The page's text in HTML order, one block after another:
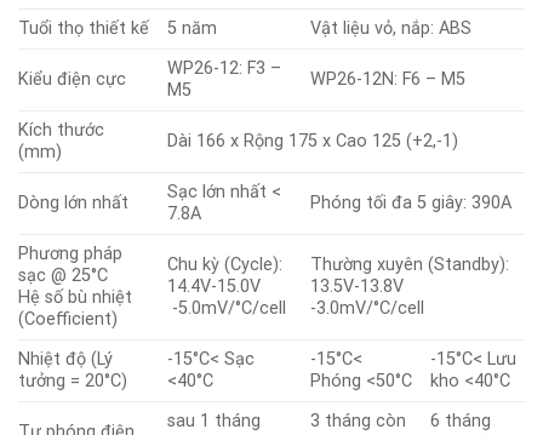
Tuổi thọ thiết kế
5 năm Vật liệu vỏ, nắp: ABS
Kiểu điện cực
WP26-12: F3 –
M5
WP26-12N: F6 – M5
Kích thước
(mm)
Dài 166 x Rộng 175 x Cao 125 (+2,-1)
Dòng lớn nhất
Sạc lớn nhất <
7.8A
Phóng tối đa 5 giây: 390A
Phương pháp
sạc @ 25°C
Hệ số bù nhiệt
(Coefficient)
Chu kỳ (Cycle):
14.4V-15.0V
-5.0mV/°C/cell
Thường xuyên (Standby):
13.5V-13.8V
-3.0mV/°C/cell
Nhiệt độ (Lý
tưởng = 20°C)
-15°C< Sạc
<40°C
-15°C<
Phóng <50°C
-15°C< Lưu
kho <40°C
sau 1 tháng
3 tháng còn
6 tháng